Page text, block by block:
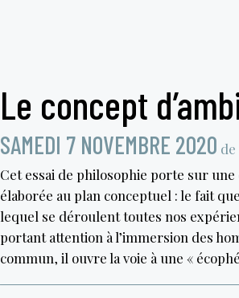
Le concept
SAMEDI 7 NOVEMBRE 2020 de
Cet essai de philosophie porte sur
élaborée au plan conceptuel : le fait
lequel se déroulent toutes nos
portant attention à l’immersion des
commun, il ouvre la voie à une «